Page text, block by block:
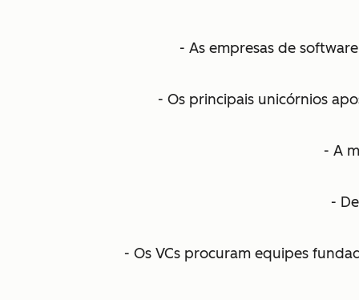
- As empresas de
- Os principais unicórnios
- A
-
- Os VCs procuram equipes